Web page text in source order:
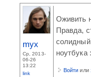
myx
Ср, 2013-
06-26
13:22
link
Оживить
Правда,
солидный
ноутбука
Войти или